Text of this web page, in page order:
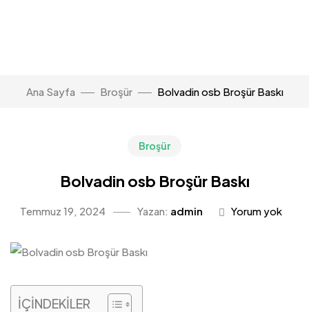
Ana Sayfa Broşür Bolvadin osb Broşür Baskı
Broşür
Bolvadin osb Broşür Baskı
Temmuz 19, 2024 Yazan: admin Yorum yok
İÇİNDEKİLER